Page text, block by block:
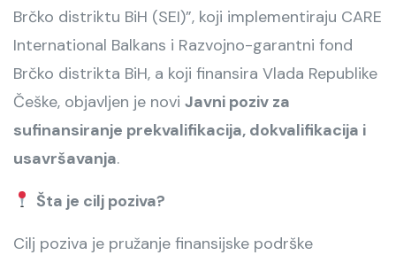
Brčko distriktu BiH (SEI)”, koji implementiraju CARE
International Balkans i Razvojno-garantni fond
Brčko distrikta BiH, a koji finansira Vlada Republike
Češke, objavljen je novi Javni poziv za
sufinansiranje prekvalifikacija, dokvalifikacija i
usavršavanja.
Šta je cilj poziva?
Cilj poziva je pružanje finansijske podrške